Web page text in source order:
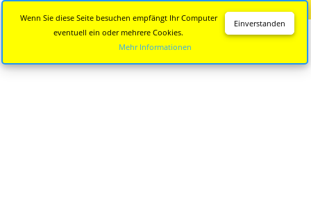
Einverstanden
Wenn Sie diese Seite besuchen empfängt Ihr Computer
eventuell ein oder mehrere Cookies.
Mehr Informationen